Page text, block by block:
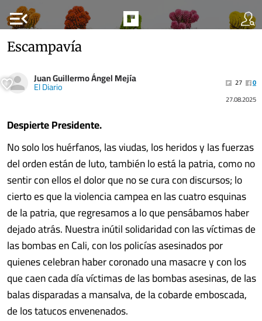
menu_open
Escampavía
Juan Guillermo Ángel Mejía
El Diario 27
0
27.08.2025
Despierte Presidente.
No solo los huérfanos, las viudas, los heridos y las fuerzas
del orden están de luto, también lo está la patria, como no
sentir con ellos el dolor que no se cura con discursos; lo
cierto es que la violencia campea en las cuatro esquinas
de la patria, que regresamos a lo que pensábamos haber
dejado atrás. Nuestra inútil solidaridad con las víctimas de
las bombas en Cali, con los policías asesinados por
quienes celebran haber coronado una masacre y con los
que caen cada día víctimas de las bombas asesinas, de las
balas disparadas a mansalva, de la cobarde emboscada,
de los tatucos envenenados.